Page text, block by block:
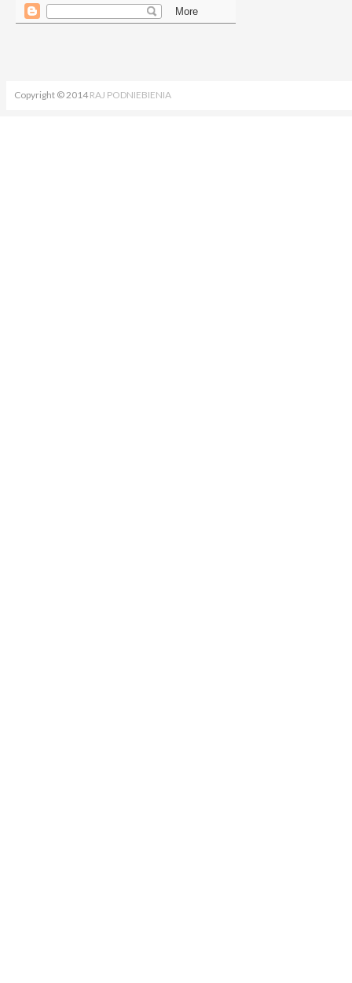
Copyright © 2014 RAJ PODNIEBIENIA